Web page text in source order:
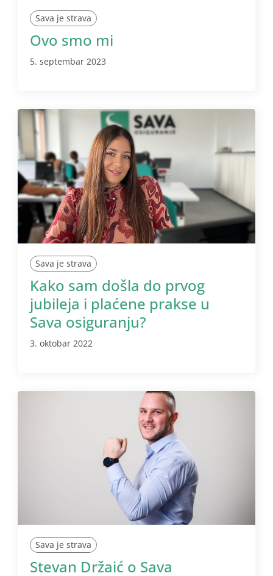
Sava je strava
Ovo smo mi
5. septembar 2023
Sava je strava
Kako sam došla do prvog
jubileja i plaćene prakse u
Sava osiguranju?
3. oktobar 2022
Sava je strava
Stevan Držaić o Sava